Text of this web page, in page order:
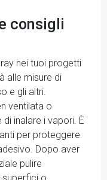
consigli
nei tuoi progetti
alle misure di
e gli altri.
ventilata o
inalare i vapori. È
per proteggere
Dopo aver
pulire